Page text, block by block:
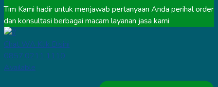
Tim Kami hadir untuk menjawab pertanyaan Anda perihal order
dan konsultasi berbagai macam layanan jasa kami
Chat WA Klik Disini
0857.0211.1110
Available